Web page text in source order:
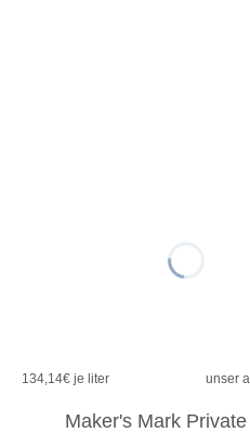
134,14€ je liter unser
Maker's Mark